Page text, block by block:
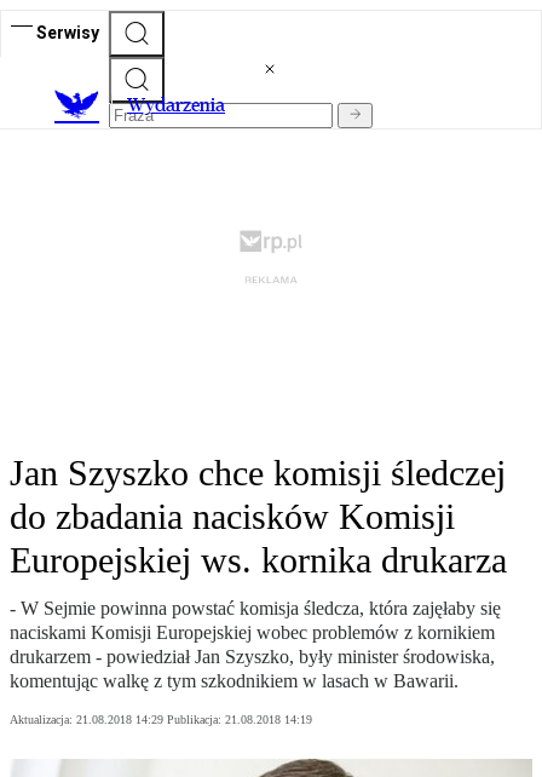
Serwisy
Wydarzenia
Jan Szyszko chce komisji śledczej
do zbadania nacisków Komisji
Europejskiej ws. kornika drukarza
- W Sejmie powinna powstać komisja śledcza, która zajęłaby się
naciskami Komisji Europejskiej wobec problemów z kornikiem
drukarzem - powiedział Jan Szyszko, były minister środowiska,
komentując walkę z tym szkodnikiem w lasach w Bawarii.
Aktualizacja: 21.08.2018 14:29 Publikacja: 21.08.2018 14:19